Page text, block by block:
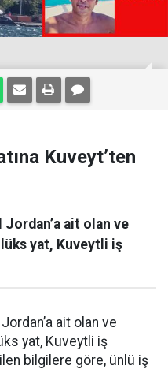
Kuveyt’ten
ait olan ve
yat, Kuveytli iş
ait olan ve
yat, Kuveytli iş
bilgilere göre, ünlü iş